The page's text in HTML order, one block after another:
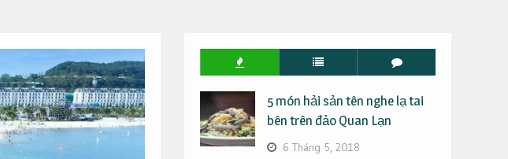
5 món hải sản tên nghe lạ tai
bên trên đảo Quan Lạn
6 Tháng 5, 2018